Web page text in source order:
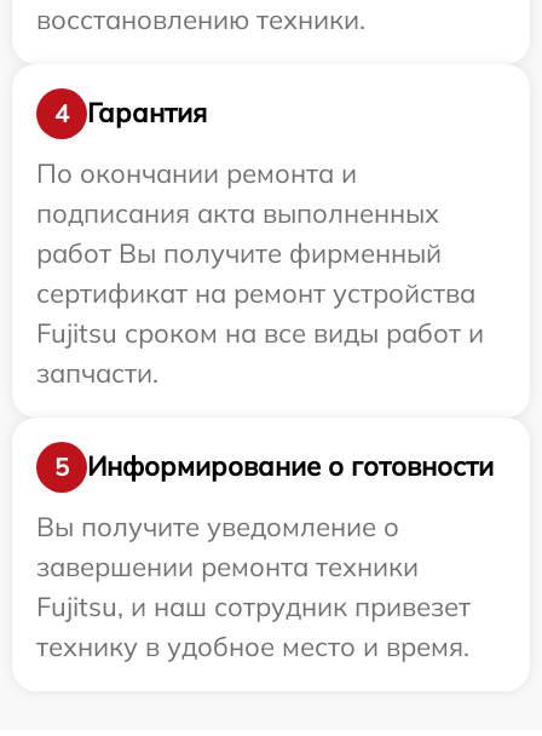
восстановлению техники.
4
Гарантия
По окончании ремонта и
подписания акта выполненных
работ Вы получите фирменный
сертификат на ремонт устройства
Fujitsu сроком на все виды работ и
запчасти.
5
Информирование о готовности
Вы получите уведомление о
завершении ремонта техники
Fujitsu, и наш сотрудник привезет
технику в удобное место и время.